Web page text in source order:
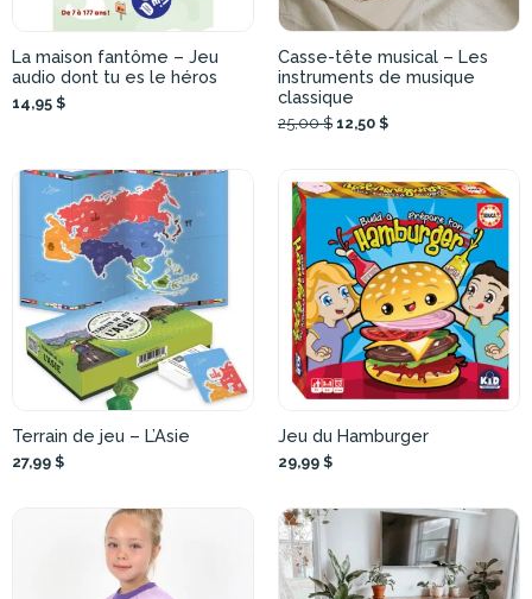
La maison fantôme – Jeu
audio dont tu es le héros
14,95 $
Casse-tête musical – Les
instruments de musique
classique
25,00 $ 12,50 $
Terrain de jeu – L’Asie
27,99 $
Jeu du Hamburger
29,99 $